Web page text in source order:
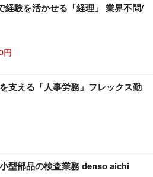
経験を活かせる「経理」 業界不問/
円
支える「人事労務」フレックス勤
型部品の検査業務 denso aichi